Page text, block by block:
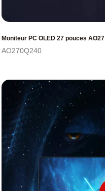
Moniteur PC OLED 27 pouces AO27
AO270Q240